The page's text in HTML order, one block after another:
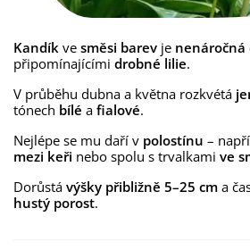
Kandík ve směsi barev je nenáročná
připomínajícími drobné lilie.
V průběhu dubna a května rozkvétá
tónech bílé a fialové.
Nejlépe se mu daří v polostínu –
mezi keři nebo spolu s trvalkami ve
Dorůstá výšky přibližně 5–25 cm a
hustý porost.